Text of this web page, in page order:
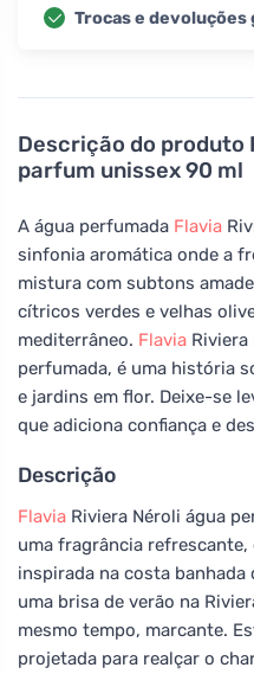
Descrição do produto
parfum unissex 90 ml
A água perfumada Flavia
sinfonia aromática onde a
mistura com subtons
cítricos verdes e velhas
mediterrâneo. Flavia Riviera
perfumada, é uma história
e jardins em flor. Deixe-se
que adiciona confiança e
Descrição
Flavia Riviera Néroli água
uma fragrância
inspirada na costa banhada
uma brisa de verão na
mesmo tempo, marcante.
projetada para realçar o
Trocas e